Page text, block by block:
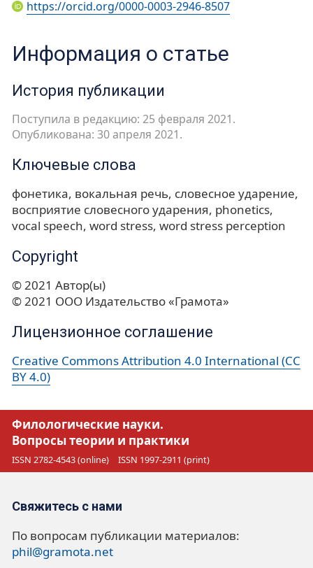
https://orcid.org/0000-0003-2946-8507
Информация о статье
История публикации
Поступила в редакцию: 25 февраля 2021.
Опубликована: 30 апреля 2021.
Ключевые слова
фонетика вокальная речь словесное ударение
восприятие словесного ударения phonetics
vocal speech word stress word stress perception
Copyright
© 2021 Автор(ы)
© 2021 ООО Издательство «Грамота»
Лицензионное соглашение
Creative Commons Attribution 4.0 International (CC
BY 4.0)
Филологические науки.
Вопросы теории и практики
ISSN 2782-4543 (online) ISSN 1997-2911 (print)
Свяжитесь с нами
По вопросам публикации материалов:
phil@gramota.net